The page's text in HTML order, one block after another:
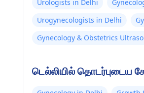
Urologists in Delhi
Urogynecologists in Delhi
Gynecology & Obstetrics
டெல்லியில் தொடர்புடைய